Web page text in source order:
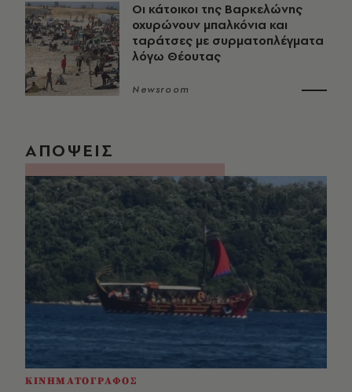
Οι κάτοικοι της Βαρκελώνης
οχυρώνουν μπαλκόνια και
ταράτσες με συρματοπλέγματα
λόγω Θέουτας
Newsroom
ΑΠΟΨΕΙΣ
ΚΙΝΗΜΑΤΟΓΡΑΦΟΣ